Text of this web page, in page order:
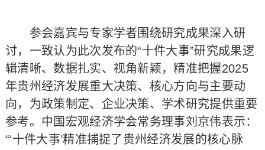
参会嘉宾与专家学者围绕研究成果深入研
讨，一致认为此次发布的“十件大事”研究成果逻
辑清晰、数据扎实、视角新颖，精准把握2025
年贵州经济发展重大决策、核心方向与主要动
向，为政策制定、企业决策、学术研究提供重要
参考。中国宏观经济学会常务理事刘京伟表示：
“‘十件大事’精准捕捉了贵州经济发展的核心脉